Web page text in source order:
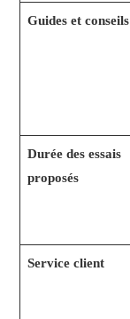
Guides et conseils
Durée des essais
proposés
Service client